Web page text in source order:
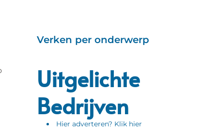
Verken per onderwerp
Uitgelichte
Bedrijven
Hier adverteren? Klik hier